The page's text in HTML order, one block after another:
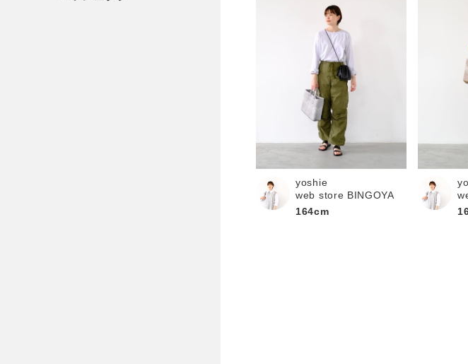
yoshie
web store BINGOYA
164cm